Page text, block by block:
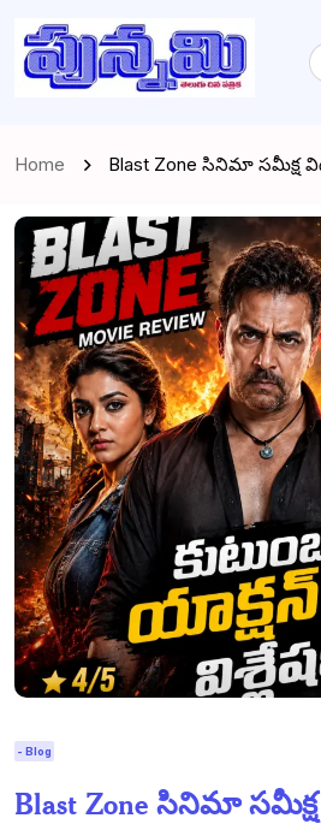
Home Blast Zone సినిమా సమీక్ష
- Blog
Blast Zone సినిమా